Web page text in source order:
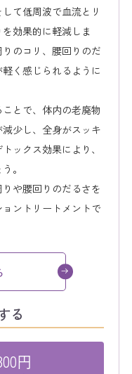
て低周波で血流とリ
効果的に軽減しま
のコリ、腰回りのだ
く感じられるように
とで、体内の老廃物
少し、全身がスッキ
ックス効果により、
。
や腰回りのだるさを
ントリートメントで
る
円